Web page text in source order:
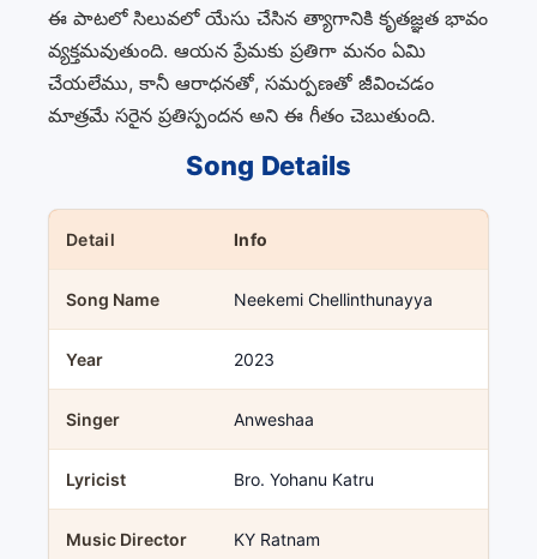
ఈ పాటలో సిలువలో యేసు చేసిన త్యాగానికి కృతజ్ఞత భావం
వ్యక్తమవుతుంది. ఆయన ప్రేమకు ప్రతిగా మనం ఏమి
చేయలేము, కానీ ఆరాధనతో, సమర్పణతో జీవించడం
మాత్రమే సరైన ప్రతిస్పందన అని ఈ గీతం చెబుతుంది.
Song Details
Detail Info
Song Name Neekemi Chellinthunayya
Year 2023
Singer Anweshaa
Lyricist Bro. Yohanu Katru
Music Director KY Ratnam